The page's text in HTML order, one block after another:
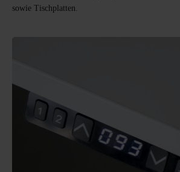
sowie Tischplatten.